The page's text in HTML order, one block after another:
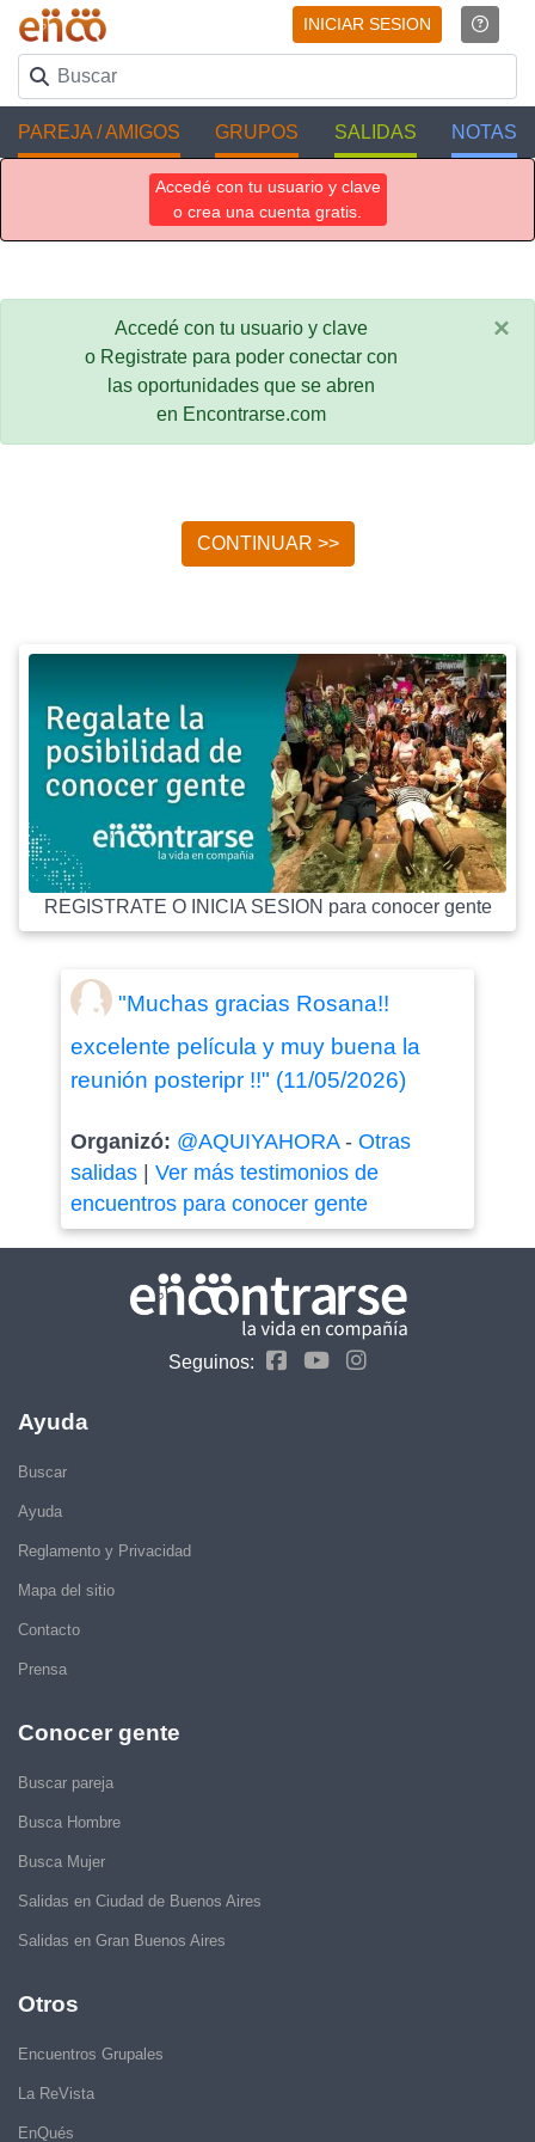
INICIAR SESION
PAREJA / AMIGOS GRUPOS SALIDAS NOTAS
Accedé con tu usuario y clave
o crea una cuenta gratis.
Accedé con tu usuario y clave
o Registrate para poder conectar con
las oportunidades que se abren
en Encontrarse.com
×
CONTINUAR >>
REGISTRATE O INICIA SESION para conocer gente
"Muchas gracias Rosana!!
excelente película y muy buena la
reunión posteripr !!" (11/05/2026)
Organizó: @AQUIYAHORA- Otras
salidas| Ver más testimonios de
encuentros para conocer gente
Seguinos:
Ayuda
Buscar
Ayuda
Reglamento y Privacidad
Mapa del sitio
Contacto
Prensa
Conocer gente
Buscar pareja
Busca Hombre
Busca Mujer
Salidas en Ciudad de Buenos Aires
Salidas en Gran Buenos Aires
Otros
Encuentros Grupales
La ReVista
EnQués